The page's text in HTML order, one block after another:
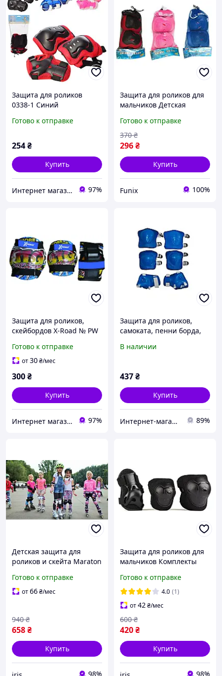
Защита для роликов
0338-1 Синий
Готово к отправке
254₴
Купить
Интернет магазин Sport-Kvartal.com.ua №1 по спортивным товарам. 97%
Защита для роликов для
мальчиков Детская
maraton Детская защита
для безопасного катания
Готово к отправке
296₴
370 ₴
Купить
Funix 100%
Защита для роликов,
скейбордов X-Road № PW
Готово к отправке
от30₴/мес
300₴
Купить
Интернет магазин "Сhinacomplex" 97%
Защита для роликов,
самоката, пенни борда,
В наличии
437₴
Купить
Интернет-магазин "Маленький Гонщик" 89%
Детская защита для
роликов и скейта Maraton
спортивной защиты для
безопасного катания
Готово к отправке
от66₴/мес
658₴
940 ₴
Купить
98%
Защита для роликов для
мальчиков Комплекты
Maraton Защитное
снаряжение для скейта
black
Готово к отправке
4.0 (1)
от42₴/мес
420₴
600 ₴
Купить
98%